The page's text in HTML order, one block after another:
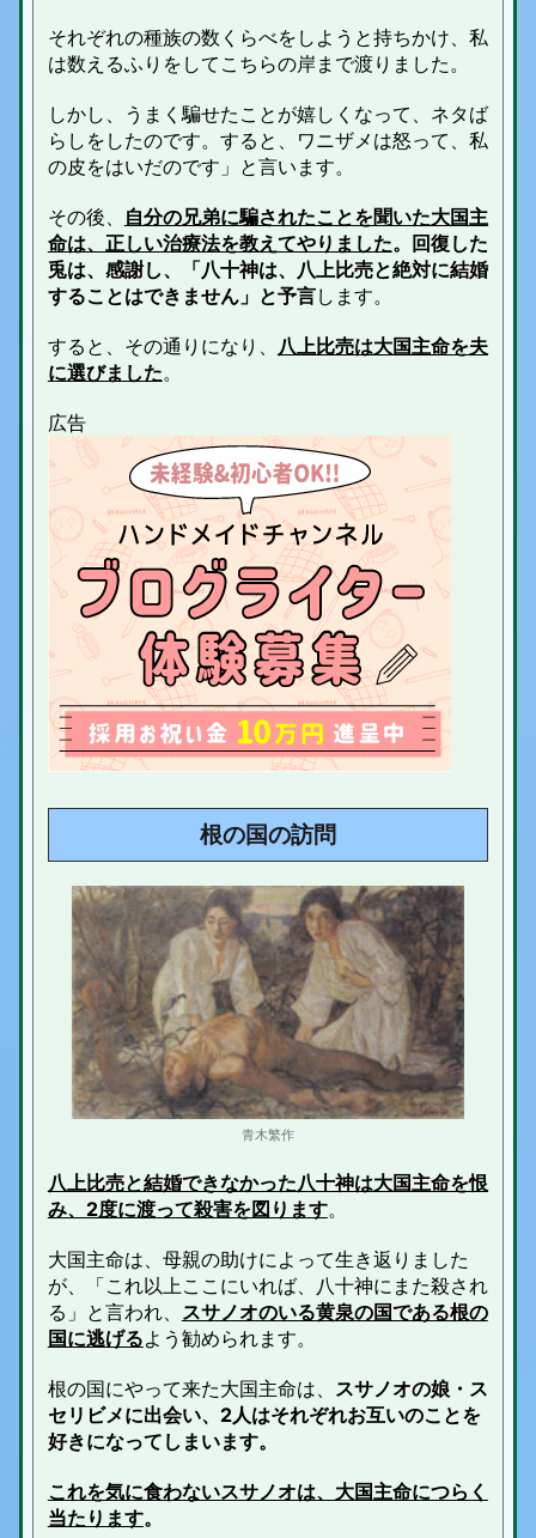
それぞれの種族の数くらべをしようと持ちかけ、私
は数えるふりをしてこちらの岸まで渡りました。
しかし、うまく騙せたことが嬉しくなって、ネタば
らしをしたのです。すると、ワニザメは怒って、私
の皮をはいだのです」と言います。
その後、
自分の兄弟に騙されたことを聞いた大国主
命は、正しい治療法を教えてやりました。回復した
兎は、感謝し、「八十神は、八上比売と絶対に結婚
することはできません」と予言します。
すると、その通りになり、
八上比売は大国主命を夫
に選びました。
根の国の訪問
青木繁作
八上比売と結婚できなかった八十神は大国主命を恨
み、2度に渡って殺害を図ります。
大国主命は、母親の助けによって生き返りました
が、「これ以上ここにいれば、八十神にまた殺され
る」と言われ、
スサノオのいる黄泉の国である根の
国に逃げるよう勧められます。
根の国にやって来た大国主命は、
スサノオの娘・ス
セリビメに出会い、2人はそれぞれお互いのことを
好きになってしまいます。
これを気に食わないスサノオは、大国主命につらく
当たります。